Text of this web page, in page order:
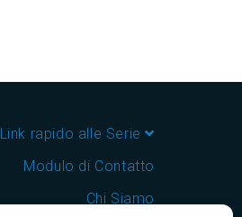
Link rapido alle Serie
Modulo di Contatto
Chi Siamo